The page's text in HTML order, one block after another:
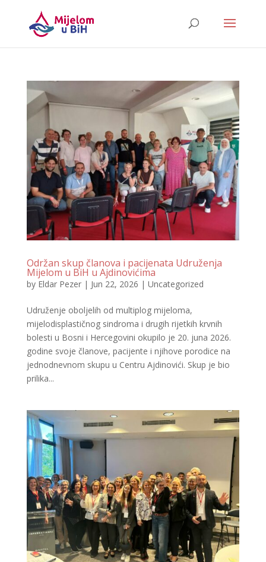
Održan skup članova i pacijenata Udruženja
Mijelom u BiH u Ajdinovićima
by Eldar Pezer| Jun 22, 2026 | Uncategorized
Udruženje oboljelih od multiplog mijeloma,
mijelodisplastičnog sindroma i drugih rijetkih krvnih
bolesti u Bosni i Hercegovini okupilo je 20. juna 2026.
godine svoje članove, pacijente i njihove porodice na
jednodnevnom skupu u Centru Ajdinovići. Skup je bio
prilika...